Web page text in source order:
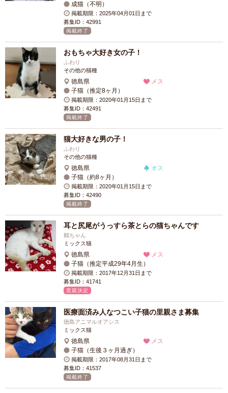
成猫（不明）
掲載期限：2025年04月01日まで
募集ID：42991
掲載終了
おもちゃ大好き女の子！
ふわり
その他の猫種
徳島県
メス
子猫（推定8ヶ月）
掲載期限：2020年01月15日まで
募集ID：42491
掲載終了
猫大好きな男の子！
ふわり
その他の猫種
徳島県
オス
子猫（約8ヶ月）
掲載期限：2020年01月15日まで
募集ID：42490
掲載終了
耳と尻尾がうっすら茶とらの猫ちゃんです
鶴ちゃん
ミックス猫
徳島県
メス
子猫（推定平成29年4月生）
掲載期限：2017年12月31日まで
募集ID：41741
里親決定
医療面済み人なつこい子猫の里親さま募集
徳島アニマルオアシス
ミックス猫
徳島県
メス
子猫（生後３ヶ月過ぎ）
掲載期限：2017年08月31日まで
募集ID：41537
掲載終了